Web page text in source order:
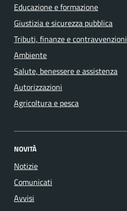
Educazione e formazione
Giustizia e sicurezza pubblica
Tributi, finanze e contravvenzioni
Ambiente
Salute, benessere e assistenza
Autorizzazioni
Agricoltura e pesca
NOVITÀ
Notizie
Comunicati
Avvisi